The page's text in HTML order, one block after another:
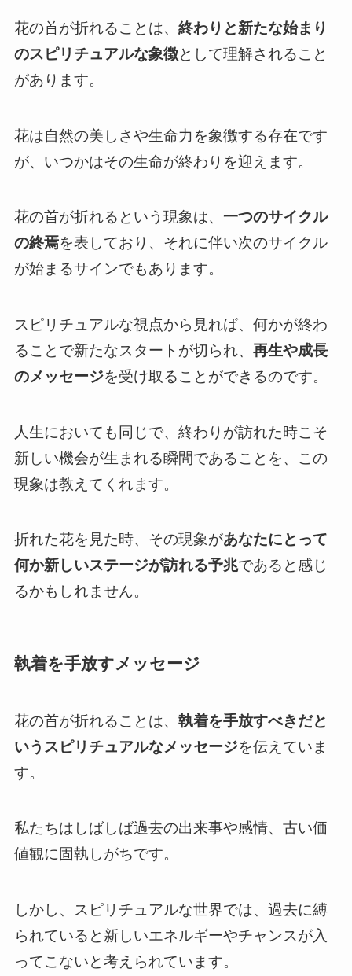
花の首が折れることは、 終わりと新たな始まり
のスピリチュアルな象徴として理解されること
があります。
花は自然の美しさや生命力を象徴する存在です
が、いつかはその生命が終わりを迎えます。
花の首が折れるという現象は、 一つのサイクル
の終焉を表しており、それに伴い次のサイクル
が始まるサインでもあります。
スピリチュアルな視点から見れば、何かが終わ
ることで新たなスタートが切られ、 再生や成長
のメッセージを受け取ることができるのです。
人生においても同じで、終わりが訪れた時こそ
新しい機会が生まれる瞬間であることを、この
現象は教えてくれます。
折れた花を見た時、その現象があなたにとって
何か新しいステージが訪れる予兆であると感じ
るかもしれません。
執着を手放すメッセージ
花の首が折れることは、 執着を手放すべきだと
いうスピリチュアルなメッセージを伝えていま
す。
私たちはしばしば過去の出来事や感情、古い価
値観に固執しがちです。
しかし、スピリチュアルな世界では、過去に縛
られていると新しいエネルギーやチャンスが入
ってこないと考えられています。